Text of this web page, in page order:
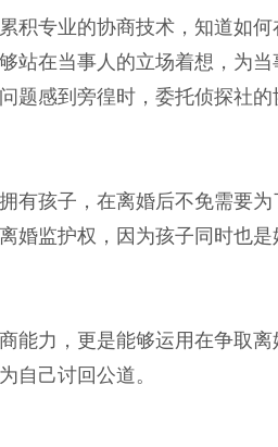
积专业的协商技术，知道如
站在当事人的立场着想，为
题感到旁徨时，委托侦探社
孩子，在离婚后不免需要为
婚监护权，因为孩子同时也
能力，更是能够运用在争取离
自己讨回公道。